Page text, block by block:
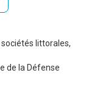
littorales,
de la Défense